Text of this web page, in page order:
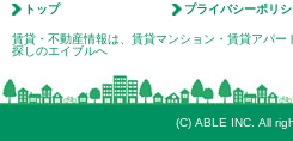
トップ プライバシーポリ
賃貸・不動産情報は、賃貸マンション・賃貸アパ
探しのエイブルへ
(C) ABLE INC. All